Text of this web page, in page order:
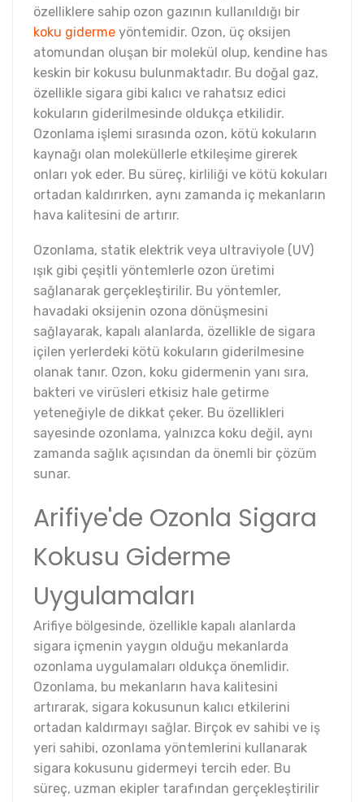
özelliklere sahip ozon gazının kullanıldığı bir
koku giderme yöntemidir. Ozon, üç oksijen
atomundan oluşan bir molekül olup, kendine has
keskin bir kokusu bulunmaktadır. Bu doğal gaz,
özellikle sigara gibi kalıcı ve rahatsız edici
kokuların giderilmesinde oldukça etkilidir.
Ozonlama işlemi sırasında ozon, kötü kokuların
kaynağı olan moleküllerle etkileşime girerek
onları yok eder. Bu süreç, kirliliği ve kötü kokuları
ortadan kaldırırken, aynı zamanda iç mekanların
hava kalitesini de artırır.
Ozonlama, statik elektrik veya ultraviyole (UV)
ışık gibi çeşitli yöntemlerle ozon üretimi
sağlanarak gerçekleştirilir. Bu yöntemler,
havadaki oksijenin ozona dönüşmesini
sağlayarak, kapalı alanlarda, özellikle de sigara
içilen yerlerdeki kötü kokuların giderilmesine
olanak tanır. Ozon, koku gidermenin yanı sıra,
bakteri ve virüsleri etkisiz hale getirme
yeteneğiyle de dikkat çeker. Bu özellikleri
sayesinde ozonlama, yalnızca koku değil, aynı
zamanda sağlık açısından da önemli bir çözüm
sunar.
Arifiye'de Ozonla Sigara
Kokusu Giderme
Uygulamaları
Arifiye bölgesinde, özellikle kapalı alanlarda
sigara içmenin yaygın olduğu mekanlarda
ozonlama uygulamaları oldukça önemlidir.
Ozonlama, bu mekanların hava kalitesini
artırarak, sigara kokusunun kalıcı etkilerini
ortadan kaldırmayı sağlar. Birçok ev sahibi ve iş
yeri sahibi, ozonlama yöntemlerini kullanarak
sigara kokusunu gidermeyi tercih eder. Bu
süreç, uzman ekipler tarafından gerçekleştirilir